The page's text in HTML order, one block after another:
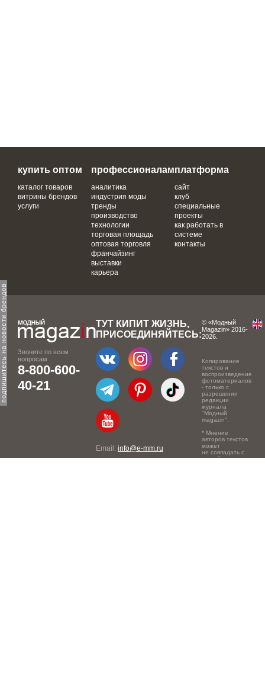
подпишитесь на новости брендов
купить оптом
каталог товаров
витрины брендов
услуги
профессионалам
аналитика
индустрия моды
тренды
производство
технологии
торговая площадь
оптовая торговля
франчайзинг
выставки
карьера
платформа
сайт
клуб
специальные
проекты
как работать в
системе
контакты
Звоните по всем
вопросам
8-800-600-
40-21
ТУТ КИПИТ ЖИЗНЬ,
ПРИСОЕДИНЯЙТЕСЬ:
Email: info@e-mm.ru
© «Модный
Magazin» 2016-
2026.
Копирование
текстов и
воспроизведение
фотоматериалов
- только с
разрешения
редакции
журнала
"Модный
magazin".
* Мнение
авторов текстов
может
не совпадать с
точкой зрения